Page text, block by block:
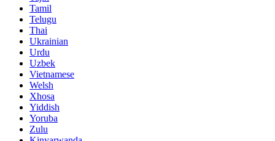
Tamil
Telugu
Thai
Ukrainian
Urdu
Uzbek
Vietnamese
Welsh
Xhosa
Yiddish
Yoruba
Zulu